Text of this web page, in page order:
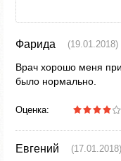
Фарида (19.01.2018)
Врач хорошо меня
было нормально.
Оценка:
Евгений (17.01.2018)